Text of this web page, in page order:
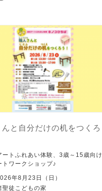
と自分だけの机をつくろ
ートふれあい体験、3歳～15歳向け
トワークショップ♪
年8月23日（日）
聖徒こどもの家